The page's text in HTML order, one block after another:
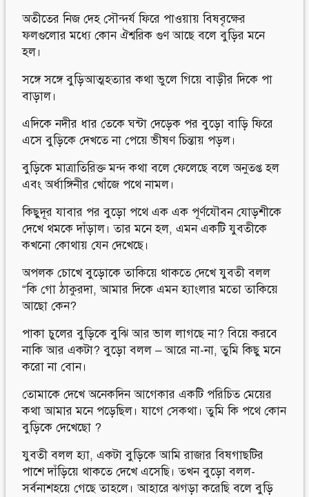
অতীতের নিজ দেহ সৌন্দর্য ফিরে পাওয়ায় বিষবৃক্ষের
ফলগুলোর মধ্যে কোন ঐশ্বরিক গুণ আছে বলে বুড়ির মনে
হল।
সঙ্গে সঙ্গে বুড়িআত্মহত্যার কথা ভুলে গিয়ে বাড়ীর দিকে পা
বাড়াল।
এদিকে নদীর ধার তেকে ঘন্টা দেড়েক পর বুড়ো বাড়ি ফিরে
এসে বুড়িকে দেখতে না পেয়ে ভীষণ চিন্তায় পড়ল।
বুড়িকে মাত্রাতিরিক্ত মন্দ কথা বলে ফেলেছে বলে অনুতপ্ত হল
এবং অর্ধাঙ্গিনীর খোঁজে পথে নামল।
কিছুদূর যাবার পর বুড়ো পথে এক এক পূর্ণযৌবন যোড়শীকে
দেখে থমকে দাঁড়াল। তার মনে হল, এমন একটি যুবতীকে
কখনো কোথায় যেন দেখেছে।
অপলক চোখে বুড়োকে তাকিয়ে থাকতে দেখে যুবতী বলল
“কি গো ঠাকুরদা, আমার দিকে এমন হ্যাংলার মতো তাকিয়ে
আছো কেন?
পাকা চুলের বুড়িকে বুঝি আর ভাল লাগছে না? বিয়ে করবে
নাকি আর একটা? বুড়ো বলল – আরে না-না, তুমি কিছু মনে
করো না বোন।
তোমাকে দেখে অনেকদিন আগেকার একটি পরিচিত মেয়ের
কথা আমার মনে পড়েছিল। যাগে সেকথা। তুমি কি পথে কোন
বুড়িকে দেখেছো ?
যুবতী বলল হ্যা, একটা বুড়িকে আমি রাজার বিষগাছটির
পাশে দাঁড়িয়ে থাকতে দেখে এসেছি। তখন বুড়ো বলল-
সর্বনাশহয়ে গেছে তাহলে। আহারে ঝগড়া করেছি বলে বুড়ি